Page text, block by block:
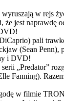
w rejs
jest naprawdę
pali
(Sean
i DVD!
„Predator”
Fanning).
w filmie